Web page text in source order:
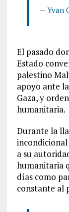
— Yvan
El pasado
Estado
palestino
apoyo ante
Gaza, y
humanitaria.
Durante la
incondicional
a su
humanitaria
días como
constante al